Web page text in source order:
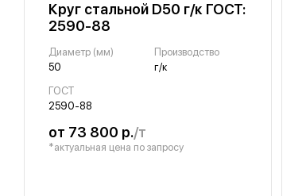
Круг стальной D50 г/к ГОСТ:
2590-88
Диаметр (мм)
50
Производство
г/к
ГОСТ
2590-88
от 73 800 р./т
*актуальная цена по запросу